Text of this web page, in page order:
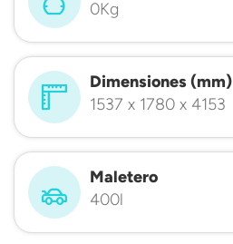
0Kg
Dimensiones (mm)
1537 x 1780 x 4153
Maletero
400l